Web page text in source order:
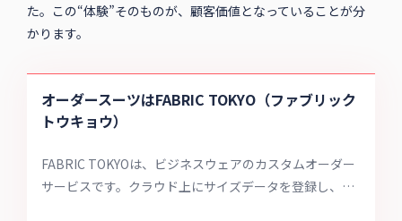
た。この“体験”そのものが、顧客価値となっていることが分
かります。
オーダースーツはFABRIC TOKYO（ファブリック
トウキョウ）
FABRIC TOKYOは、ビジネスウェアのカスタムオーダー
サービスです。クラウド上にサイズデータを登録し、高